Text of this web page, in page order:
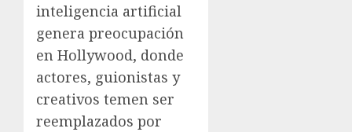
inteligencia artificial
genera preocupación
en Hollywood, donde
actores, guionistas y
creativos temen ser
reemplazados por